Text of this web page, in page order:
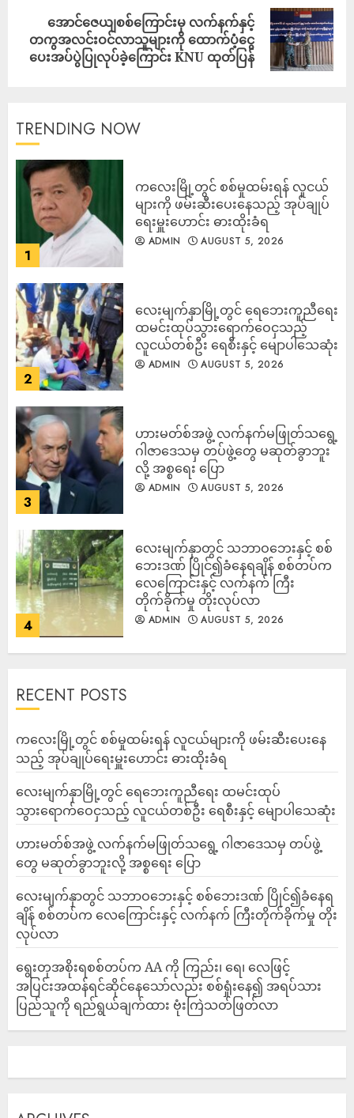
အောင်ဇေယျစစ်ကြောင်းမှ လက်နက်နှင့်
တကွအလင်းဝင်လာသူများကို ထောက်ပံ့ငွေ
ပေးအပ်ပွဲပြုလုပ်ခဲ့ကြောင်း KNU ထုတ်ပြန်
TRENDING NOW
1
ကလေးမြို့တွင် စစ်မှုထမ်းရန် လူငယ်
များကို ဖမ်းဆီးပေးနေသည့် အုပ်ချုပ်
ရေးမှူးဟောင်း ဓားထိုးခံရ
ADMIN AUGUST 5, 2026
2
လေးမျက်နှာမြို့တွင် ရေဘေးကူညီရေး
ထမင်းထုပ်သွားရောက်ဝေငှသည့်
လူငယ်တစ်ဦး ရေစီးနှင့် မျောပါသေဆုံး
ADMIN AUGUST 5, 2026
3
ဟားမတ်စ်အဖွဲ့ လက်နက်မဖြုတ်သရွေ့
ဂါဇာဒေသမှ တပ်ဖွဲ့တွေ မဆုတ်ခွာဘူး
လို့ အစ္စရေး ပြော
ADMIN AUGUST 5, 2026
4
‎လေးမျက်နှာတွင် သဘာဝဘေးနှင့် စစ်
ဘေးဒဏ် ပြိုင်၍ခံနေရချိန် စစ်တပ်က
လေကြောင်းနှင့် လက်နက် ကြီး
တိုက်ခိုက်မှု တိုးလုပ်လာ
ADMIN AUGUST 5, 2026
RECENT POSTS
ကလေးမြို့တွင် စစ်မှုထမ်းရန် လူငယ်များကို ဖမ်းဆီးပေးနေ
သည့် အုပ်ချုပ်ရေးမှူးဟောင်း ဓားထိုးခံရ
လေးမျက်နှာမြို့တွင် ရေဘေးကူညီရေး ထမင်းထုပ်
သွားရောက်ဝေငှသည့် လူငယ်တစ်ဦး ရေစီးနှင့် မျောပါသေဆုံး
ဟားမတ်စ်အဖွဲ့ လက်နက်မဖြုတ်သရွေ့ ဂါဇာဒေသမှ တပ်ဖွဲ့
တွေ မဆုတ်ခွာဘူးလို့ အစ္စရေး ပြော
‎လေးမျက်နှာတွင် သဘာဝဘေးနှင့် စစ်ဘေးဒဏ် ပြိုင်၍ခံနေရ
ချိန် စစ်တပ်က လေကြောင်းနှင့် လက်နက် ကြီးတိုက်ခိုက်မှု တိုး
လုပ်လာ
ရွေးတုအစိုးရစစ်တပ်က AA ကို ကြည်း၊ ရေ၊ လေဖြင့်
အပြင်းအထန်ရင်ဆိုင်နေသော်လည်း စစ်ရှုံးနေ၍ အရပ်သား
ပြည်သူကို ရည်ရွယ်ချက်ထား ဗုံးကြဲသတ်ဖြတ်လာ